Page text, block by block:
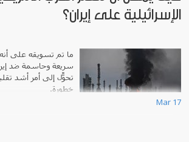
الإسرائيلية على إيران؟
ما تم تسويقه على
سريعة وحاسمة ضد
تحوّل إلى أمر أشد
خطورة.
Mar 17